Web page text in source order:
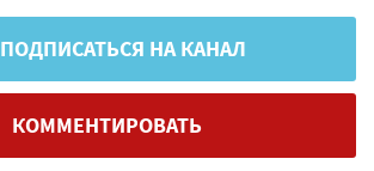
ПОДПИСАТЬСЯ НА КАНАЛ
КОММЕНТИРОВАТЬ